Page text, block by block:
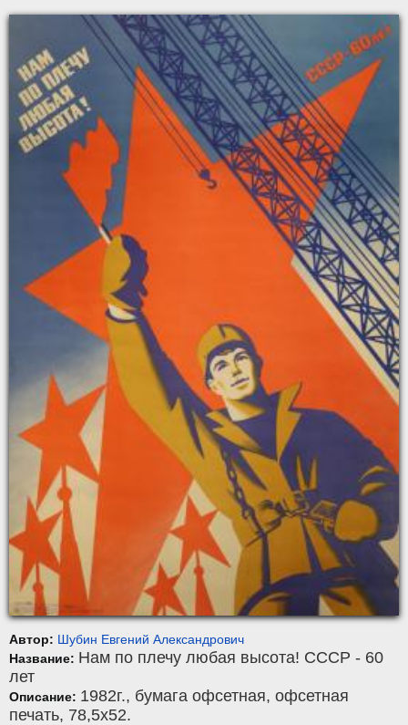
Автор: Шубин Евгений Александрович
Название: Нам по плечу любая высота! СССР - 60
лет
Описание: 1982г., бумага офсетная, офсетная
печать, 78,5x52.